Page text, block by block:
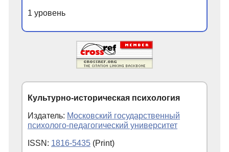
1 уровень
Культурно-историческая психология
Издатель: Московский государственный
психолого-педагогический университет
ISSN: 1816-5435 (Print)